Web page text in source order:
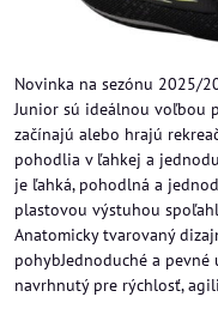
Novinka na sezónu 2025/
Junior sú ideálnou voľbou
začínajú alebo hrajú
pohodlia v ľahkej a
je ľahká, pohodlná a
plastovou výstuhou
Anatomicky tvarovaný
pohybJednoduché a
navrhnutý pre rýchlosť,